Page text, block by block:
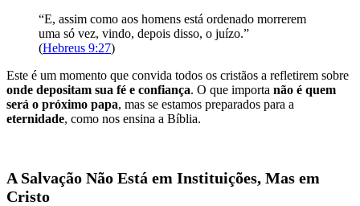
“E, assim como aos homens está ordenado morrerem
uma só vez, vindo, depois disso, o juízo.”
(Hebreus 9:27)
Este é um momento que convida todos os cristãos a refletirem sobre
onde depositam sua fé e confiança. O que importa não é quem
será o próximo papa, mas se estamos preparados para a
eternidade, como nos ensina a Bíblia.
A Salvação Não Está em Instituições, Mas em
Cristo